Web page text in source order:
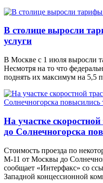
В столице выросли
услуги
В Москве с 1 июля выросли
Несмотря на то что
поднять их максимум на 5,5
На участке
до Солнечногорска
Стоимость проезда по
М-11 от Москвы до
сообщает «Интерфакс» со
Западной концессионной